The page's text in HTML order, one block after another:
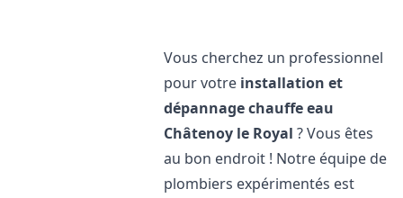
Vous cherchez un professionnel
pour votre installation et
dépannage chauffe eau
Châtenoy le Royal ? Vous êtes
au bon endroit ! Notre équipe de
plombiers expérimentés est